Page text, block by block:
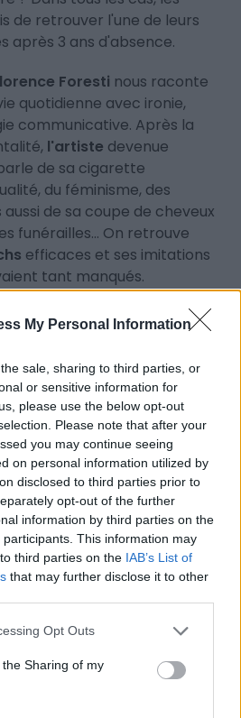
My Personal Information
sale, sharing to third parties, or
or sensitive information for
please use the below opt-out
Please note that after your
you may continue seeing
on personal information utilized by
disclosed to third parties prior to
opt-out of the further
information by third parties on the
participants. This information may
third parties on the IAB’s List of
that may further disclose it to other
Opt Outs
Sharing of my
de retrouver l'une de leurs
après 3 ans d'absence.
Foresti nous raconte
quotidienne avec ironie,
communicative. Après la
l'artiste devenue
de sa cigarette
du féminisme, des
aussi de sa coupe de cheveux
funérailles... On retrouve
efficaces et ses imitations
tant manqués.
deFlorence Foresti. Ce
votre smartphone dans
en début de spectacle afin
pas téléphoner ou utiliser leur
spectacle. La mise en place du
pas mal de temps en